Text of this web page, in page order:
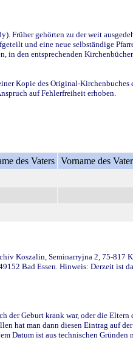
Früher gehörten zu der weit
und eine neue selbständige
den entsprechenden
Kopie des Original-
auf Fehlerfreiheit erhoben.
des Vaters Vorname des
Koszalin, Seminarryjna 2, 75-817
Bad Essen. Hinweis: Derzeit ist
Geburt krank war, oder die
hat man dann diesen Eintrag auf
Datum ist aus technischen